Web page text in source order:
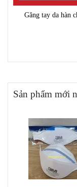
Găng tay da hàn
Sản phẩm mới